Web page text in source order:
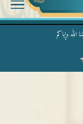
الله وإياكم
الأشخاص